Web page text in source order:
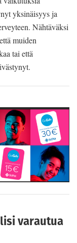
yksinäisyys ja
Nähtäväksi
muiden
tai että
varautua